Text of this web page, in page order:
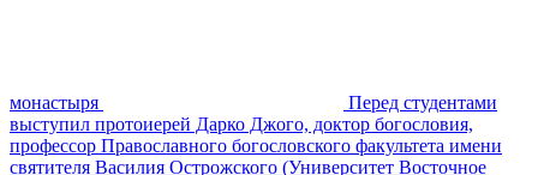
монастыря
Перед студентами
выступил протоиерей Дарко Джого, доктор богословия,
профессор Православного богословского факультета имени
святителя Василия Острожского (Университет Восточное